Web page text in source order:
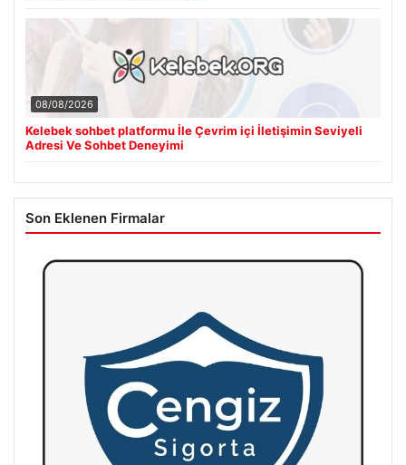
08/08/2026
Kelebek sohbet platformu İle Çevrim içi İletişimin Seviyeli
Adresi Ve Sohbet Deneyimi
Son Eklenen Firmalar